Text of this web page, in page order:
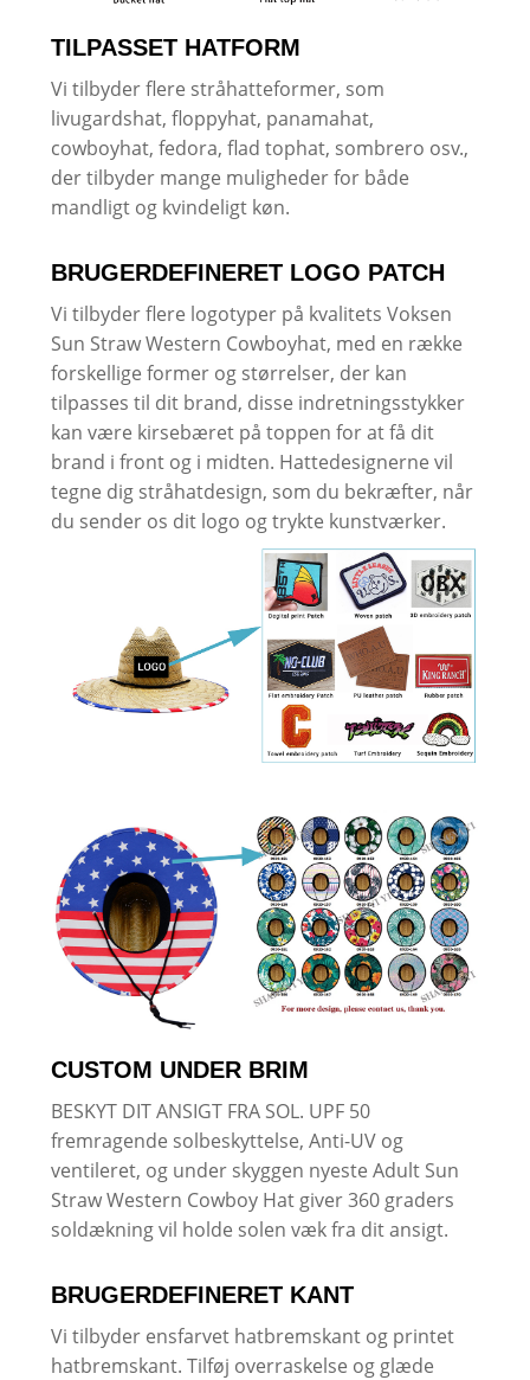
TILPASSET HATFORM
Vi tilbyder flere stråhatteformer, som
livugardshat, floppyhat, panamahat,
cowboyhat, fedora, flad tophat, sombrero osv.,
der tilbyder mange muligheder for både
mandligt og kvindeligt køn.
BRUGERDEFINERET LOGO PATCH
Vi tilbyder flere logotyper på kvalitets Voksen
Sun Straw Western Cowboyhat, med en række
forskellige former og størrelser, der kan
tilpasses til dit brand, disse indretningsstykker
kan være kirsebæret på toppen for at få dit
brand i front og i midten. Hattedesignerne vil
tegne dig stråhatdesign, som du bekræfter, når
du sender os dit logo og trykte kunstværker.
CUSTOM UNDER BRIM
BESKYT DIT ANSIGT FRA SOL. UPF 50
fremragende solbeskyttelse, Anti-UV og
ventileret, og under skyggen nyeste Adult Sun
Straw Western Cowboy Hat giver 360 graders
soldækning vil holde solen væk fra dit ansigt.
BRUGERDEFINERET KANT
Vi tilbyder ensfarvet hatbremskant og printet
hatbremskant. Tilføj overraskelse og glæde